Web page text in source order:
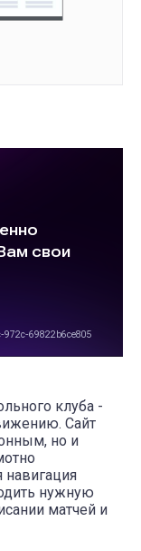
клуба -
Сайт
но и
навигация
нужную
матчей и